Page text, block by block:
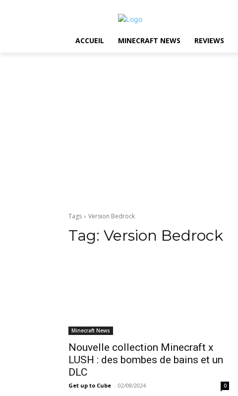
ACCUEIL MINECRAFT NEWS REVIEWS
Tags Version Bedrock
Tag: Version Bedrock
Minecraft News
Nouvelle collection Minecraft x
LUSH : des bombes de bains et un
DLC
Get up to Cube - 02/08/2024 0